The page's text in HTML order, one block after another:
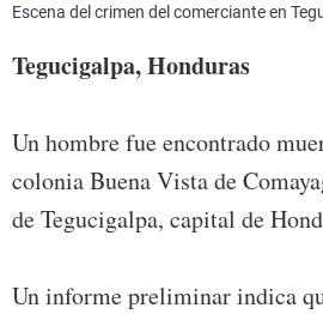
Escena del crimen del comerciante en
Tegucigalpa, Honduras
Un hombre fue encontrado
colonia Buena Vista de
de Tegucigalpa, capital de
Un informe preliminar indica